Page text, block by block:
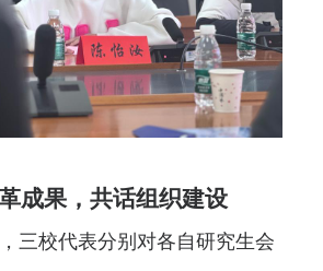
成果，共话组织建设
三校代表分别对各自研究生会